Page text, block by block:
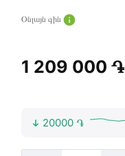
Օնլայն գին
1 209 000 ֏
20000 ֏